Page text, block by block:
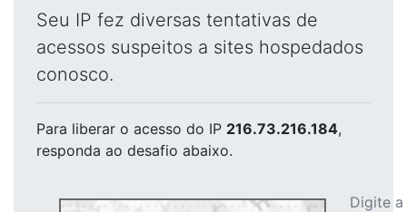
Seu IP fez diversas tentativas de
acessos suspeitos a sites hospedados
conosco.
Para liberar o acesso do IP 216.73.216.184,
responda ao desafio abaixo.
Digite